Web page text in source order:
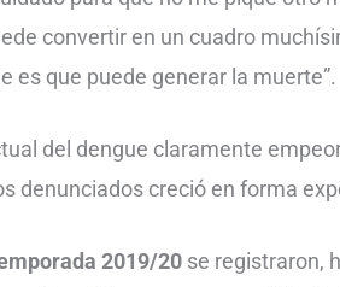
convertir en un cuadro
es que puede generar la muerte”.
del dengue claramente
denunciados creció en forma
2019/20 se registraron,